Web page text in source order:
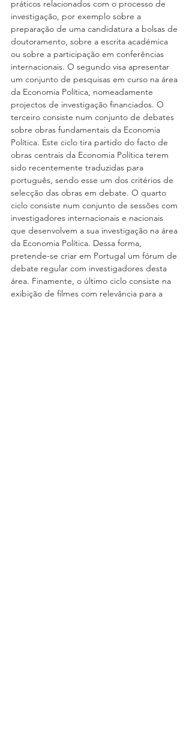
práticos relacionados com o processo de
investigação, por exemplo sobre a
preparação de uma candidatura a bolsas de
doutoramento, sobre a escrita académica
ou sobre a participação em conferências
internacionais. O segundo visa apresentar
um conjunto de pesquisas em curso na área
da Economia Política, nomeadamente
projectos de investigação financiados. O
terceiro consiste num conjunto de debates
sobre obras fundamentais da Economia
Política. Este ciclo tira partido do facto de
obras centrais da Economia Política terem
sido recentemente traduzidas para
português, sendo esse um dos critérios de
selecção das obras em debate. O quarto
ciclo consiste num conjunto de sessões com
investigadores internacionais e nacionais
que desenvolvem a sua investigação na área
da Economia Política. Dessa forma,
pretende-se criar em Portugal um fórum de
debate regular com investigadores desta
área. Finamente, o último ciclo consiste na
exibição de filmes com relevância para a